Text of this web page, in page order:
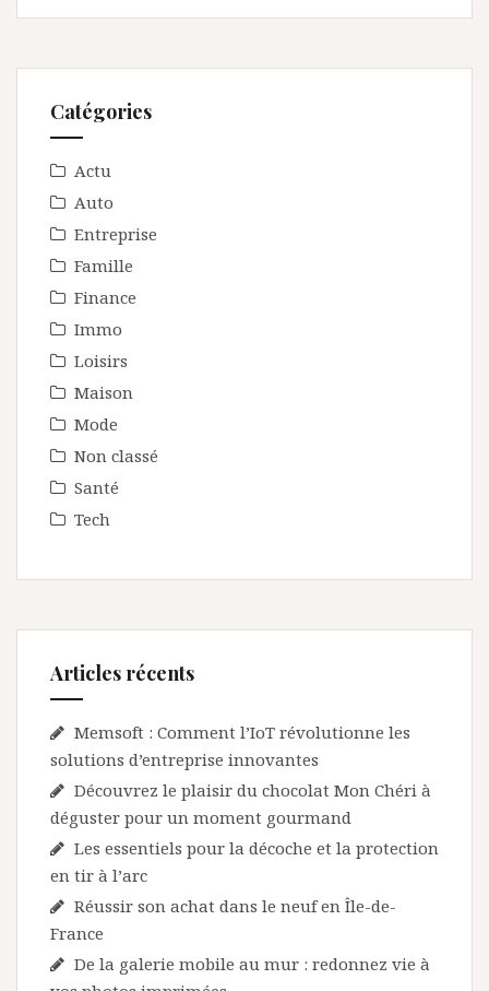
Catégories
Actu
Auto
Entreprise
Famille
Finance
Immo
Loisirs
Maison
Mode
Non classé
Santé
Tech
Articles récents
Memsoft : Comment l’IoT révolutionne les
solutions d’entreprise innovantes
Découvrez le plaisir du chocolat Mon Chéri à
déguster pour un moment gourmand
Les essentiels pour la décoche et la protection
en tir à l’arc
Réussir son achat dans le neuf en Île-de-
France
De la galerie mobile au mur : redonnez vie à